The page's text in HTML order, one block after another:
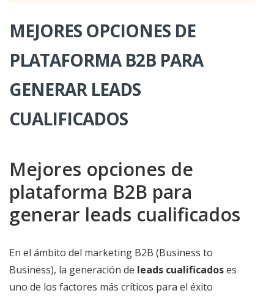
MEJORES OPCIONES DE
PLATAFORMA B2B PARA
GENERAR LEADS
CUALIFICADOS
Mejores opciones de
plataforma B2B para
generar leads cualificados
En el ámbito del marketing B2B (Business to
Business), la generación de leads cualificadoses
uno de los factores más críticos para el éxito